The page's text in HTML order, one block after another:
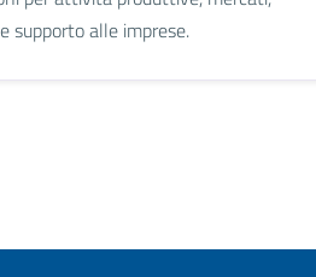
supporto alle imprese.